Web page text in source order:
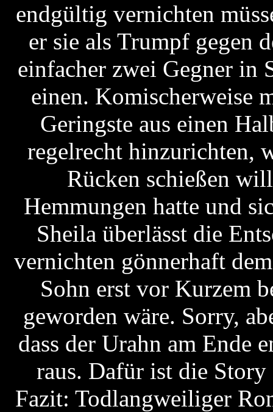
endgültig vernichten
er sie als Trumpf gegen
einfacher zwei Gegner in
einen. Komischerweise
Geringste aus einen
regelrecht hinzurichten,
Rücken schießen
Hemmungen hatte und
Sheila überlässt die
vernichten gönnerhaft
Sohn erst vor Kurzem
geworden wäre. Sorry,
dass der Urahn am Ende
raus. Dafür ist die
Fazit: Todlangweiliger